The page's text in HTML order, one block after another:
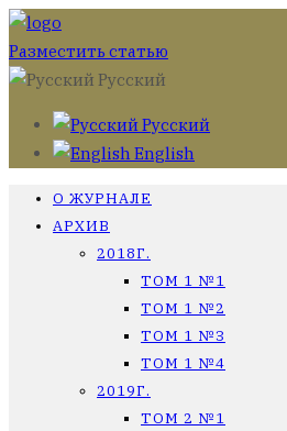
Разместить статью
Русский
Русский
English
О ЖУРНАЛЕ
АРХИВ
2018Г.
ТОМ 1 №1
ТОМ 1 №2
ТОМ 1 №3
ТОМ 1 №4
2019Г.
ТОМ 2 №1